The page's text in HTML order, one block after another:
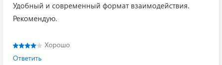
Удобный и современный формат взаимодействия.
Рекомендую.
Хорошо
Ответить